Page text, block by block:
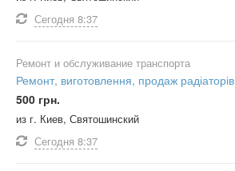
Сегодня 8:37
Ремонт и обслуживание транспорта
Ремонт, виготовлення, продаж радіаторів
500 грн.
из г. Киев, Святошинский
Сегодня 8:37